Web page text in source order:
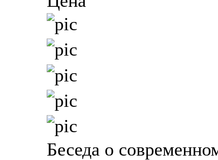
Беседа о